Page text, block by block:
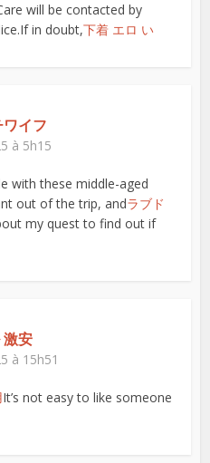
will be contacted by
in doubt,下着 エロ い
イフ
à 5h15
with these middle-aged
out of the trip, andラブド
my quest to find out if
激安
à 15h51
It’s not easy to like someone